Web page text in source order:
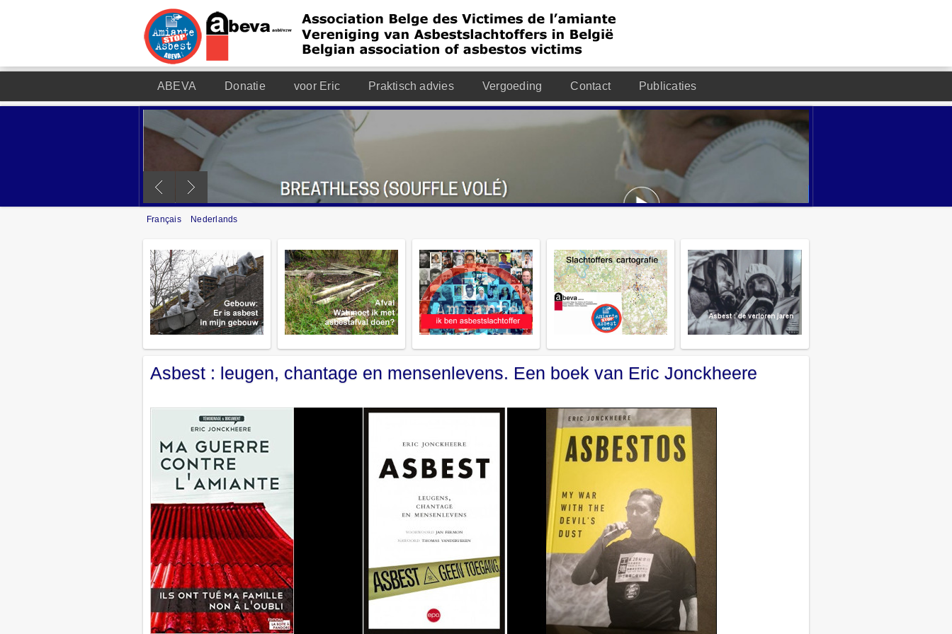
ABEVA Donatie voor Eric Praktisch advies Vergoeding Contact Publicaties
Français Nederlands
Asbest : leugen, chantage en mensenlevens. Een boek van Eric Jonckheere